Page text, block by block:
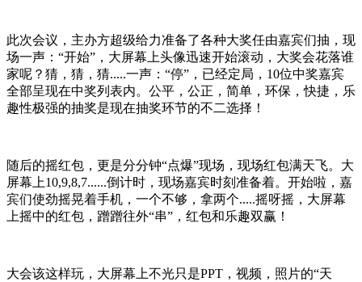
此次会议，主办方超级给力准备了各种大奖任由嘉宾们抽，现
场一声：“开始”，大屏幕上头像迅速开始滚动，大奖会花落谁
家呢？猜，猜，猜.....一声：“停”，已经定局，10位中奖嘉宾
全部呈现在中奖列表内。公平，公正，简单，环保，快捷，乐
趣性极强的抽奖是现在抽奖环节的不二选择！
随后的摇红包，更是分分钟“点爆”现场，现场红包满天飞。大
屏幕上10,9,8,7......倒计时，现场嘉宾时刻准备着。开始啦，嘉
宾们使劲摇晃着手机，一个不够，拿两个.....摇呀摇，大屏幕
上摇中的红包，蹭蹭往外“串”，红包和乐趣双赢！
大会该这样玩，大屏幕上不光只是PPT，视频，照片的“天